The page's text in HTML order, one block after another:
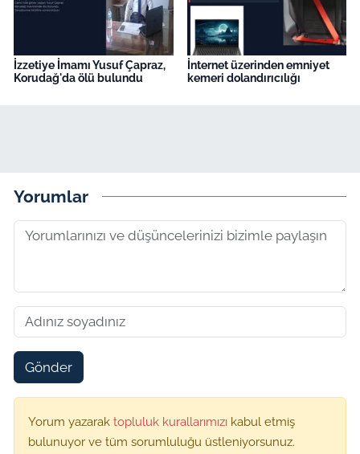
İzzetiye İmamı Yusuf Çapraz,
Korudağ'da ölü bulundu
İnternet üzerinden emniyet
kemeri dolandırıcılığı
Yorumlar
Gönder
Yorum yazarak topluluk kurallarımızı kabul etmiş
bulunuyor ve tüm sorumluluğu üstleniyorsunuz.